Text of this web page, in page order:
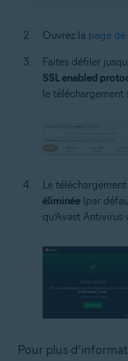
Ouvrez la page
Faites défiler
SSL enabled
le téléchargement
Le
éliminée (par
qu’Avast
Pour plus